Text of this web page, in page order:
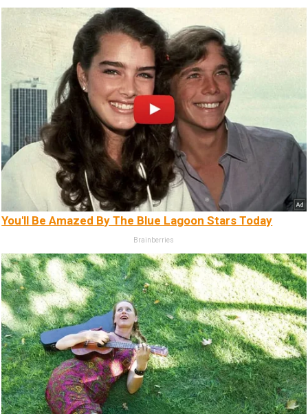
You'll Be Amazed By The Blue Lagoon Stars Today
Brainberries